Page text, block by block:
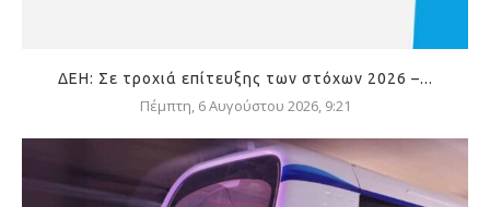
ΔΕΗ: Σε τροχιά επίτευξης των στόχων 2026 –...
Πέμπτη, 6 Αυγούστου 2026, 9:21